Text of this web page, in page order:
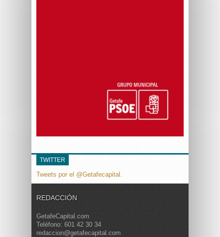
TWITTER
Tweets por el @Getafecapital.
REDACCIÓN
GetafeCapital.com
Teléfono: 601 42 30 34
redaccion@getafecapital.com